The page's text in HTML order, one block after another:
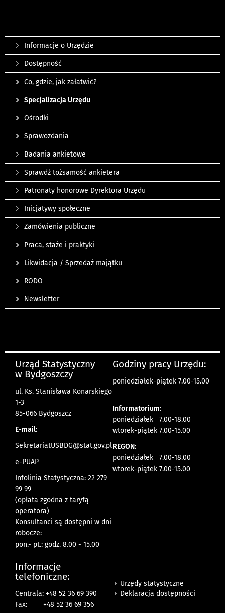
Informacje o Urzędzie
Dostępność
Co, gdzie, jak załatwić?
Specjalizacja Urzędu
Ośrodki
Sprawozdania
Badania ankietowe
Sprawdź tożsamość ankietera
Patronaty honorowe Dyrektora Urzędu
Inicjatywy społeczne
Zamówienia publiczne
Praca, staże i praktyki
Likwidacja / Sprzedaż majątku
RODO
Newsletter
Urząd Statystyczny
w Bydgoszczy
ul. Ks. Stanisława Konarskiego
1-3
85-066 Bydgoszcz
E-mail:
SekretariatUSBDG@stat.gov.pl
e-PUAP
Infolinia Statystyczna: 22 279
99 99
(opłata zgodna z taryfą
operatora)
Konsultanci są dostępni w dni
robocze:
pon.- pt.: godz. 8.00 - 15.00
Godziny pracy Urzędu:
poniedziałek-piątek 7.00-15.00
Informatorium:
poniedziałek 7.00-18.00
wtorek-piątek 7.00-15.00
REGON:
poniedziałek 7.00-18.00
wtorek-piątek 7.00-15.00
Informacje
telefoniczne:
Centrala: +48 52 36 69 390
Fax:
+48 52 36 69 356
Urzędy statystyczne
Deklaracja dostępności